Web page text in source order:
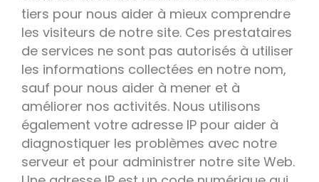
tiers pour nous aider à mieux comprendre
les visiteurs de notre site. Ces prestataires
de services ne sont pas autorisés à utiliser
les informations collectées en notre nom,
sauf pour nous aider à mener et à
améliorer nos activités. Nous utilisons
également votre adresse IP pour aider à
diagnostiquer les problèmes avec notre
serveur et pour administrer notre site Web.